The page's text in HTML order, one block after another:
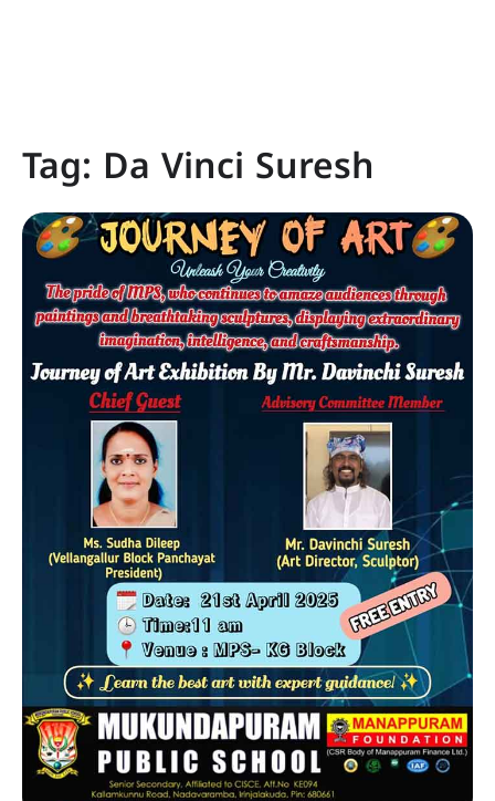
Tag: Da Vinci Suresh